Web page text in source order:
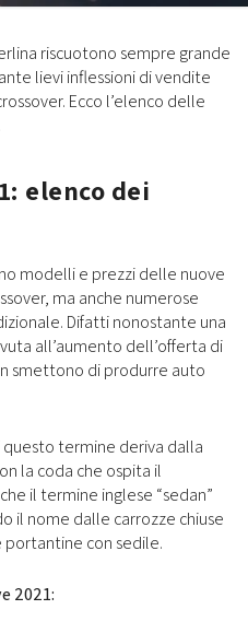
riscuotono sempre grande
lievi inflessioni di vendite
Ecco l’elenco delle
elenco dei
modelli e prezzi delle nuove
ma anche numerose
Difatti nonostante una
all’aumento dell’offerta di
smettono di produrre auto
questo termine deriva dalla
la coda che ospita il
il termine inglese “sedan”
il nome dalle carrozze chiuse
con sedile.
2021: